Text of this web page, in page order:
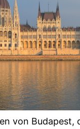
von Budapest,